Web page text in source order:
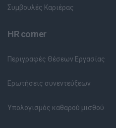
Συμβουλές Καριέρας
HR corner
Περιγραφές Θέσεων Εργασίας
Ερωτήσεις συνεντεύξεων
Υπολογισμός καθαρού μισθού